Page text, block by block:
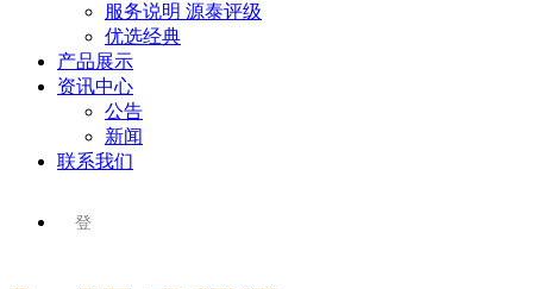
服务说明 源泰评级
优选经典
产品展示
资讯中心
公告
新闻
联系我们
登